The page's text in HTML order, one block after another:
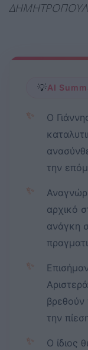
💡AI
✨
Ο
την
✨
αρχικό
ανάγκη
✨
βρεθούν
την
✨
Ο ίδιος